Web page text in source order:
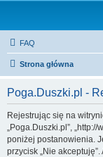
FAQ
Strona główna
Poga.Duszki.pl -
Rejestrując się na
„Poga.Duszki.pl”,
poniżej postanowienia.
przycisk „Nie